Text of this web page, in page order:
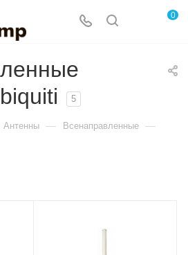
0
5
Антенны — Всенаправленные —